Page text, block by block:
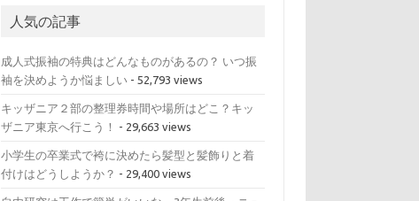
人気の記事
成人式振袖の特典はどんなものがあるの？ いつ振
袖を決めようか悩ましい - 52,793 views
キッザニア２部の整理券時間や場所はどこ？キッ
ザニア東京へ行こう！
- 29,663 views
小学生の卒業式で袴に決めたら髪型と髪飾りと着
付けはどうしようか？ - 29,400 views